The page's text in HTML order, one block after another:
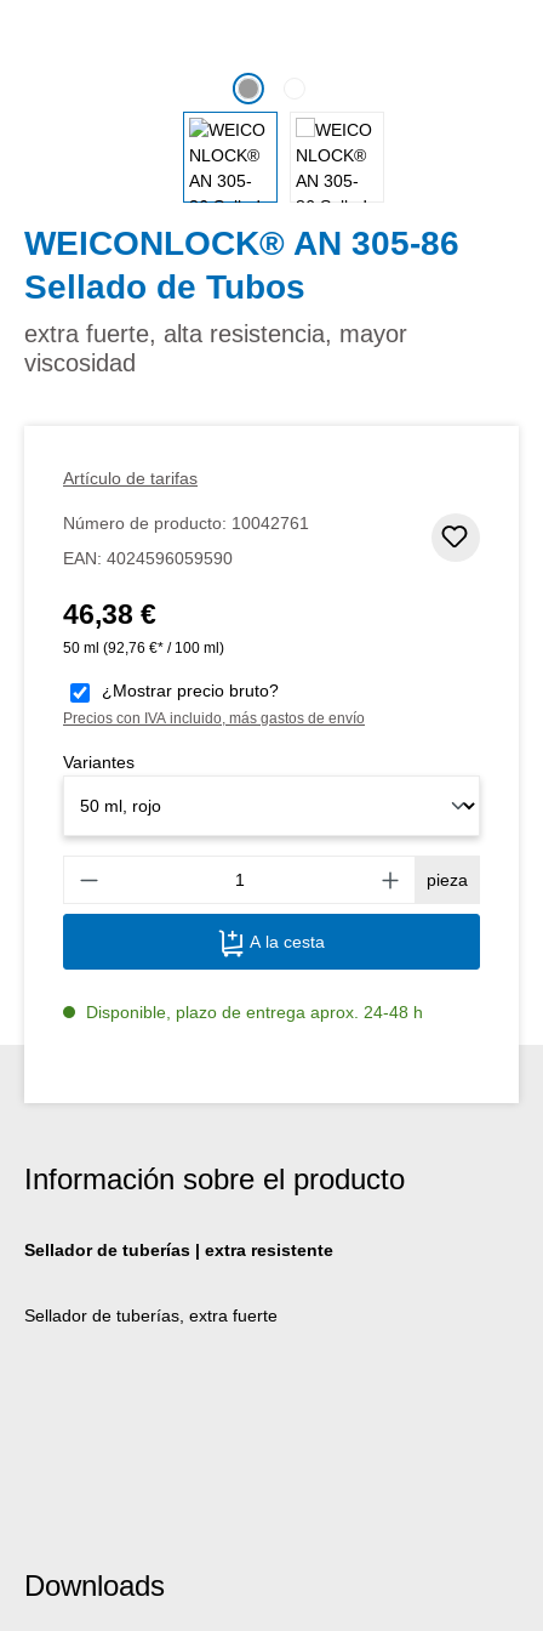
WEICONLOCK® AN 305-86
Sellado de Tubos
extra fuerte, alta resistencia, mayor
viscosidad
Artículo de tarifas
Número de producto: 10042761
EAN: 4024596059590
Precio normal:
46,38 €
50 ml (92,76 €* / 100 ml)
¿Mostrar precio bruto?
Precios con IVA incluido, más gastos de envío
Variantes
pieza
A la cesta
Disponible, plazo de entrega aprox. 24-48 h
Información sobre el producto
Sellador de tuberías | extra resistente
Sellador de tuberías, extra fuerte
Downloads